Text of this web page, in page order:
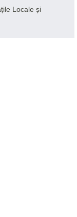
Locale și